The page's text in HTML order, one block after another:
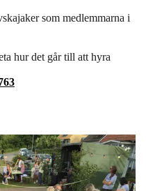
som medlemmarna i
hur det går till att hyra